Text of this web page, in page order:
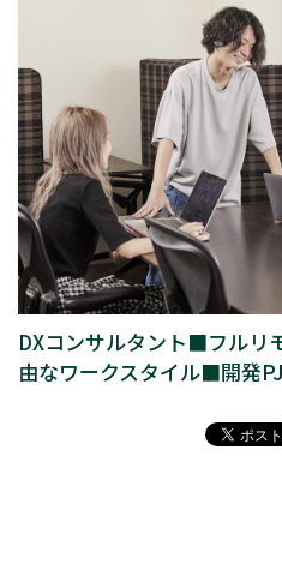
DXコンサルタント■フルリ
由なワークスタイル■開発